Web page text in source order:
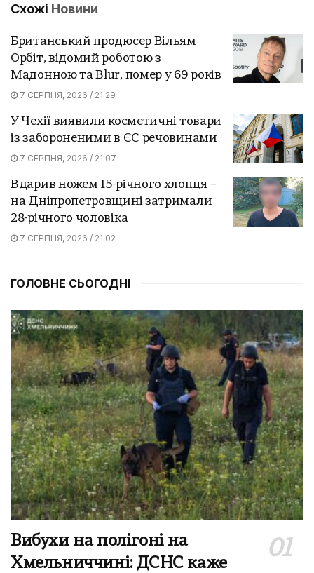
Схожі Новини
Британський продюсер Вільям
Орбіт, відомий роботою з
Мадонною та Blur, помер у 69 років
7 СЕРПНЯ, 2026 / 21:29
У Чехії виявили косметичні товари
із забороненими в ЄС речовинами
7 СЕРПНЯ, 2026 / 21:07
Вдарив ножем 15-річного хлопця –
на Дніпропетровщині затримали
28-річного чоловіка
7 СЕРПНЯ, 2026 / 21:02
ГОЛОВНЕ СЬОГОДНІ
Вибухи на полігоні на
Хмельниччині: ДСНС каже